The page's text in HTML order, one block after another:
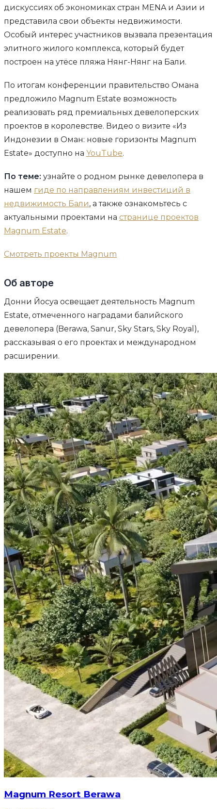
дискуссиях об экономиках стран MENA и Азии и
представила свои объекты недвижимости.
Особый интерес участников вызвала презентация
элитного жилого комплекса, который будет
построен на утёсе пляжа Нянг-Нянг на Бали.
По итогам конференции правительство Омана
предложило Magnum Estate возможность
реализовать ряд премиальных девелоперских
проектов в королевстве. Видео о визите «Из
Индонезии в Оман: новые горизонты Magnum
Estate» доступно на YouTube.
По теме: узнайте о родном рынке девелопера в
нашем гиде по направлениям инвестиций в
недвижимость Бали, а также ознакомьтесь с
актуальными проектами на странице проектов
Magnum Estate.
Смотреть проекты Magnum
Об авторе
Донни Йосуа освещает деятельность Magnum
Estate, отмеченного наградами балийского
девелопера (Berawa, Sanur, Sky Stars, Sky Royal),
рассказывая о его проектах и международном
расширении.
Magnum Resort Berawa